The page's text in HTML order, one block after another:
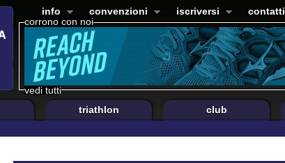
corrono con noi
vedi tutti
info convenzioni iscriversi contatti
triathlon club